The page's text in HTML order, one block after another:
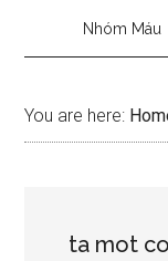
Nhóm Máu
You are here:
ta mot